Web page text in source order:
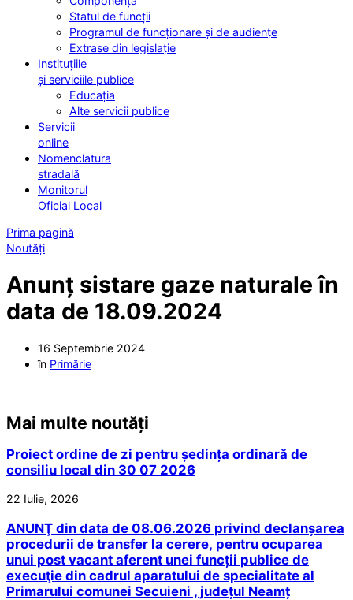
Statul de funcții
Programul de funcționare și de audiențe
Extrase din legislație
Instituțiile
și serviciile publice
Educația
Alte servicii publice
Servicii
online
Nomenclatura
stradală
Monitorul
Oficial Local
Prima pagină
Noutăți
Anunț sistare gaze naturale în
data de 18.09.2024
16 Septembrie 2024
în Primărie
Mai multe noutăți
Proiect ordine de zi pentru ședința ordinară de
consiliu local din 30 07 2026
22 Iulie, 2026
ANUNŢ din data de 08.06.2026 privind declanșarea
procedurii de transfer la cerere, pentru ocuparea
unui post vacant aferent unei funcții publice de
execuţie din cadrul aparatului de specialitate al
Primarului comunei Secuieni , județul Neamț